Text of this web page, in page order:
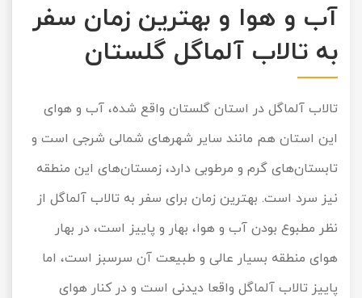
آب و هوا و بهترین زمان سفر
به تالاب آلماگل گلستان
تالاب آلماگل در استان گلستان واقع شده، آب و هوای
این استان هم مانند سایر شهرهای شمالی شرجی است و
تابستان‌های گرم و مرطوبی دارد، زمستان‌های این منطقه
نیز سرد است. بهترین زمان برای سفر به تالاب آلماگل از
نظر مطبوع بودن آب و هوا، بهار و پاییز است، در بهار
هوای منطقه بسیار عالی و طبیعت آن سرسبز است، اما
پاییز تالاب آلماگل واقعا دیدنی است و در کنار هوای